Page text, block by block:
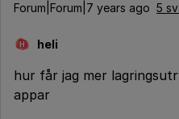
Forum|Forum|7 years ago 5
H heli
hur får jag mer
appar